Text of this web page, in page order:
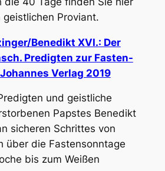
Proviant.
Benedikt XVI.: Der
Predigten zur Fasten-
Verlag 2019
und geistliche
Papstes Benedikt
sicheren Schrittes von
über die Fastensonntage
bis zum Weißen